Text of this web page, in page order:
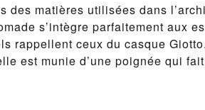
des matières utilisées dans
s’intègre parfaitement aux
rappellent ceux du casque
est munie d’une poignée qui